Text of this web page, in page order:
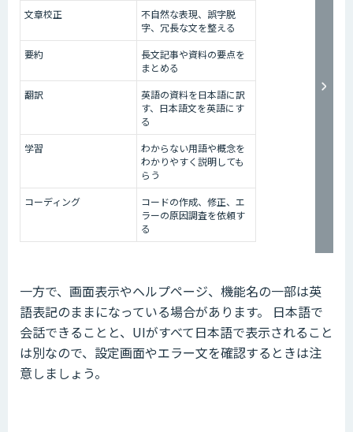
文章校正
不自然な表現、誤字脱
字、冗長な文を整える
要約
長文記事や資料の要点を
まとめる
翻訳
英語の資料を日本語に訳
す、日本語文を英語にす
る
学習
わからない用語や概念を
わかりやすく説明しても
らう
コーディング
コードの作成、修正、エ
ラーの原因調査を依頼す
る
一方で、画面表示やヘルプページ、機能名の一部は英
語表記のままになっている場合があります。 日本語で
会話できることと、UIがすべて日本語で表示されること
は別なので、設定画面やエラー文を確認するときは注
意しましょう。